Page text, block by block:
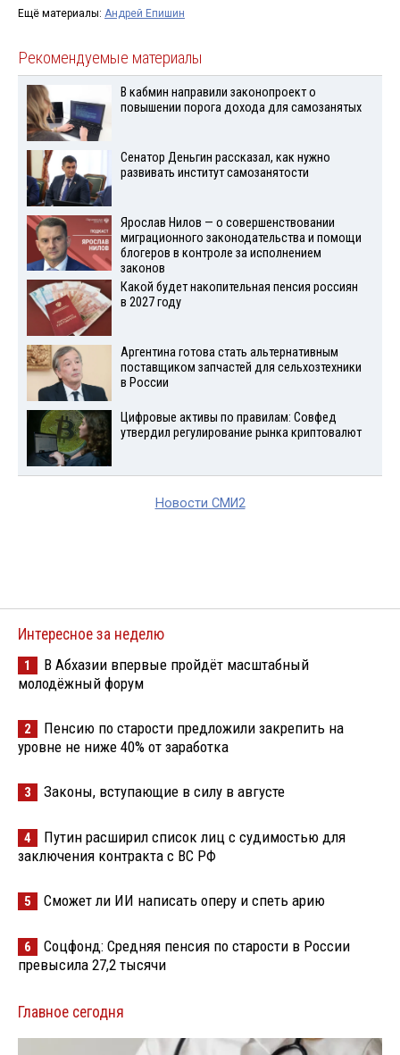
Ещё материалы: Андрей Епишин
Рекомендуемые материалы
В кабмин направили законопроект о
повышении порога дохода для самозанятых
Сенатор Деньгин рассказал, как нужно
развивать институт самозанятости
Ярослав Нилов — о совершенствовании
миграционного законодательства и помощи
блогеров в контроле за исполнением
законов
Какой будет накопительная пенсия россиян
в 2027 году
Аргентина готова стать альтернативным
поставщиком запчастей для сельхозтехники
в России
Цифровые активы по правилам: Совфед
утвердил регулирование рынка криптовалют
Новости СМИ2
Интересное за неделю
1
В Абхазии впервые пройдёт масштабный
молодёжный форум
2
Пенсию по старости предложили закрепить на
уровне не ниже 40% от заработка
3 Законы, вступающие в силу в августе
4
Путин расширил список лиц с судимостью для
заключения контракта с ВС РФ
5 Сможет ли ИИ написать оперу и спеть арию
6
Соцфонд: Средняя пенсия по старости в России
превысила 27,2 тысячи
Главное сегодня